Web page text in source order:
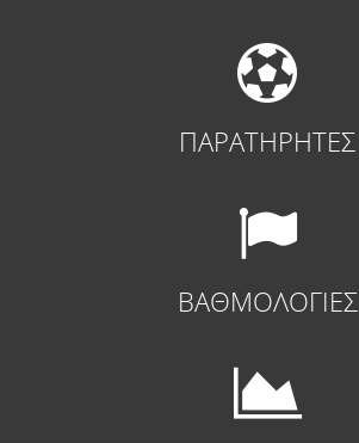
ΠΑΡΑΤΗΡΗΤΕΣ
ΒΑΘΜΟΛΟΓΙΕΣ